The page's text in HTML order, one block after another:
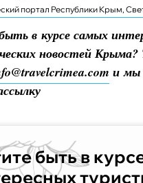
портал Республики Крым,
в курсе самых
новостей
и мы
быть в